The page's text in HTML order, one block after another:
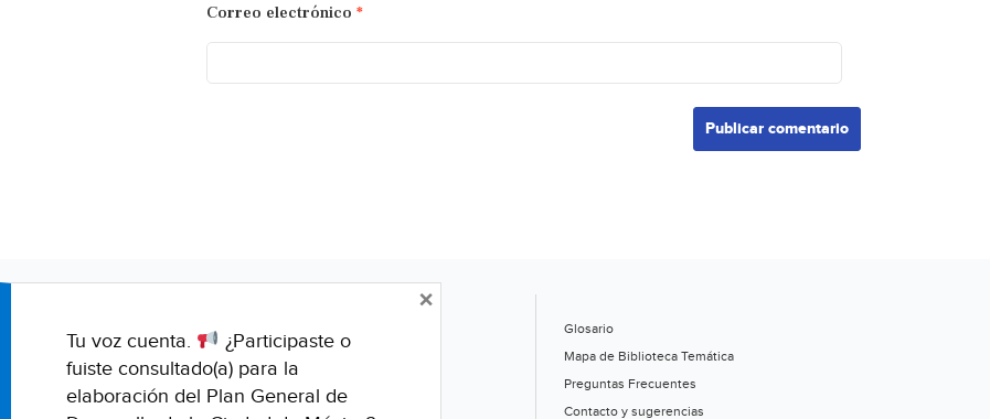
Correo electrónico *
Glosario
Mapa de Biblioteca Temática
Preguntas Frecuentes
Contacto y sugerencias
Tu voz cuenta.
¿Participaste o
fuiste consultado(a) para la
elaboración del Plan General de
×